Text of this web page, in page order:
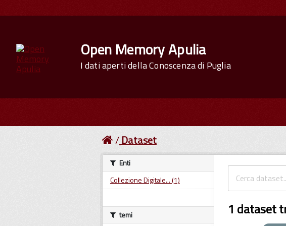
Open Memory Apulia
I dati aperti della Conoscenza di Puglia
Dataset
1 dataset
Enti
Collezione Digitale... (1)
temi